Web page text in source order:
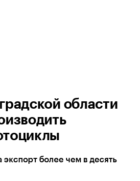
области
экспорт более чем в десять